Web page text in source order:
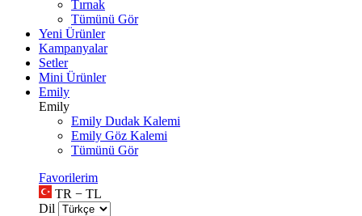
Tırnak
Tümünü Gör
Yeni Ürünler
Kampanyalar
Setler
Mini Ürünler
Emily
Emily
Emily Dudak Kalemi
Emily Göz Kalemi
Tümünü Gör
Favorilerim
TR − TL
Dil